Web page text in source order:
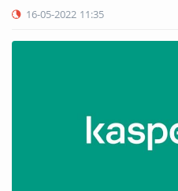
16-05-2022 11:35